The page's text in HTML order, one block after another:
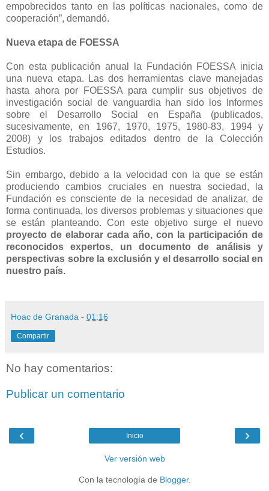
empobrecidos tanto en las políticas nacionales, como de
cooperación”, demandó.
Nueva etapa de FOESSA
Con esta publicación anual la Fundación FOESSA inicia
una nueva etapa. Las dos herramientas clave manejadas
hasta ahora por FOESSA para cumplir sus objetivos de
investigación social de vanguardia han sido los Informes
sobre el Desarrollo Social en España (publicados,
sucesivamente, en 1967, 1970, 1975, 1980-83, 1994 y
2008) y los trabajos editados dentro de la Colección
Estudios.
Sin embargo, debido a la velocidad con la que se están
produciendo cambios cruciales en nuestra sociedad, la
Fundación es consciente de la necesidad de analizar, de
forma continuada, los diversos problemas y situaciones que
se están planteando. Con este objetivo surge el nuevo
proyecto de elaborar cada año, con la participación de
reconocidos expertos, un documento de análisis y
perspectivas sobre la exclusión y el desarrollo social en
nuestro país.
Hoac de Granada - 01:16
Compartir
No hay comentarios:
Publicar un comentario
‹ ›
Inicio
Ver versión web
Con la tecnología de Blogger.